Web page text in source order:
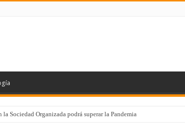
Sociedad Organizada podrá superar la Pandemia